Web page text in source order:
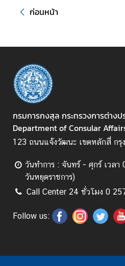
a
i
V
i
s
a
I
f
o
r
a
ก่อนหน้า
กรมการกงสุล กระทรวงการต่างป
Department of Consular
123 ถนนแจ้งวัฒนะ เขตหลักสี่ กรุ
วันทำการ : จันทร์ - ศุกร์ เวล
วันหยุดราชการ)
Call Center 24 ชั่วโมง 0
Follow us: